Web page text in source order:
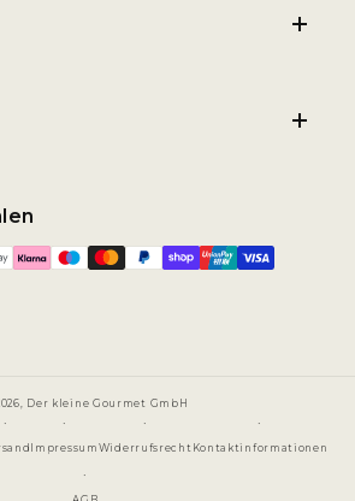
Der kleine Gourmet GmbH
Impressum Widerrufsrecht Kontaktinformationen